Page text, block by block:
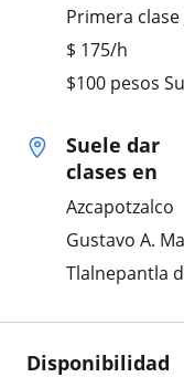
Primera
$ 175/h
$100 pesos
Suele dar
clases en
Azcapotzalco
Gustavo A.
Tlalnepantla
Disponibilidad